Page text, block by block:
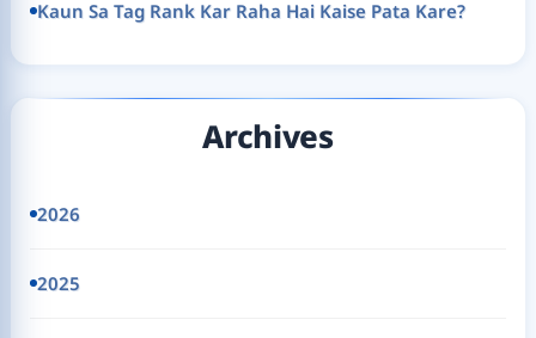
Kaun Sa Tag Rank Kar Raha Hai Kaise Pata Kare?
Archives
2026
2025